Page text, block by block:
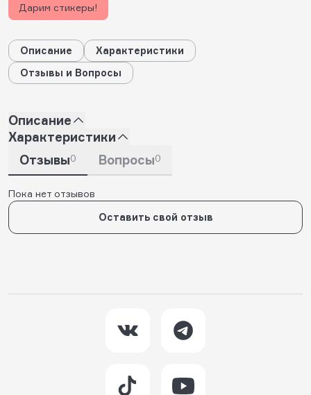
Дарим стикеры!
Описание
Характеристики
Отзывы и Вопросы
Описание
Характеристики
Отзывы0 Вопросы0
Пока нет отзывов
Оставить свой отзыв